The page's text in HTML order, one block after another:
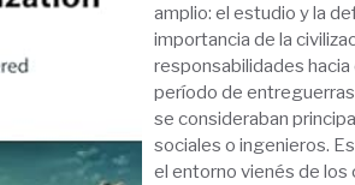
amplio: el estudio y la
importancia de la
responsabilidades
período de
se consideraban
sociales o ingenieros.
el entorno vienés de los